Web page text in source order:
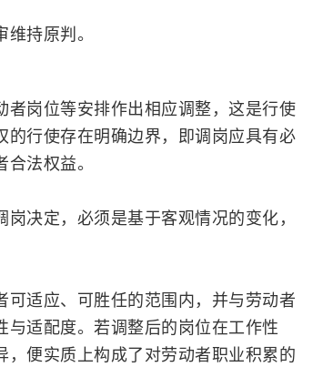
持原判。
岗位等安排作出相应调整，这是行使
行使存在明确边界，即调岗应具有必
法权益。
定，必须是基于客观情况的变化，
适应、可胜任的范围内，并与劳动者
适配度。若调整后的岗位在工作性
便实质上构成了对劳动者职业积累的